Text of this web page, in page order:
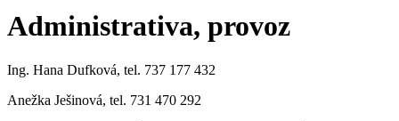
Administrativa, provoz
Ing. Hana Dufková, tel. 737 177 432
Anežka Ješinová, tel. 731 470 292